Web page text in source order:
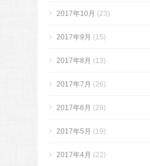
2017年10月 (23)
2017年9月 (15)
2017年8月 (13)
2017年7月 (26)
2017年6月 (29)
2017年5月 (19)
2017年4月 (22)